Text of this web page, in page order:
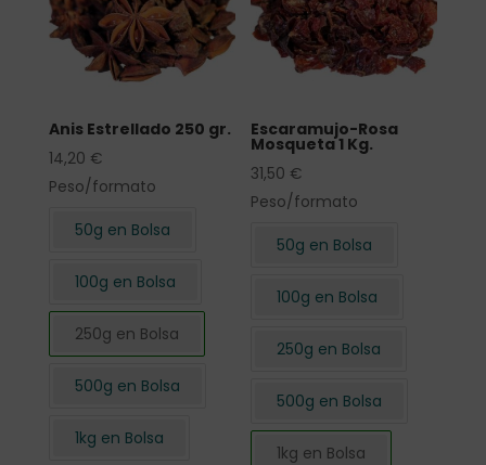
Anis Estrellado 250 gr.
14,20 €
Peso/formato
50g en Bolsa
100g en Bolsa
250g en Bolsa
500g en Bolsa
1kg en Bolsa
Escaramujo-Rosa
Mosqueta 1 Kg.
31,50 €
Peso/formato
50g en Bolsa
100g en Bolsa
250g en Bolsa
500g en Bolsa
1kg en Bolsa